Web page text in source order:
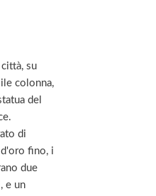
su
colonna,
del
di
fino, i
due
e un